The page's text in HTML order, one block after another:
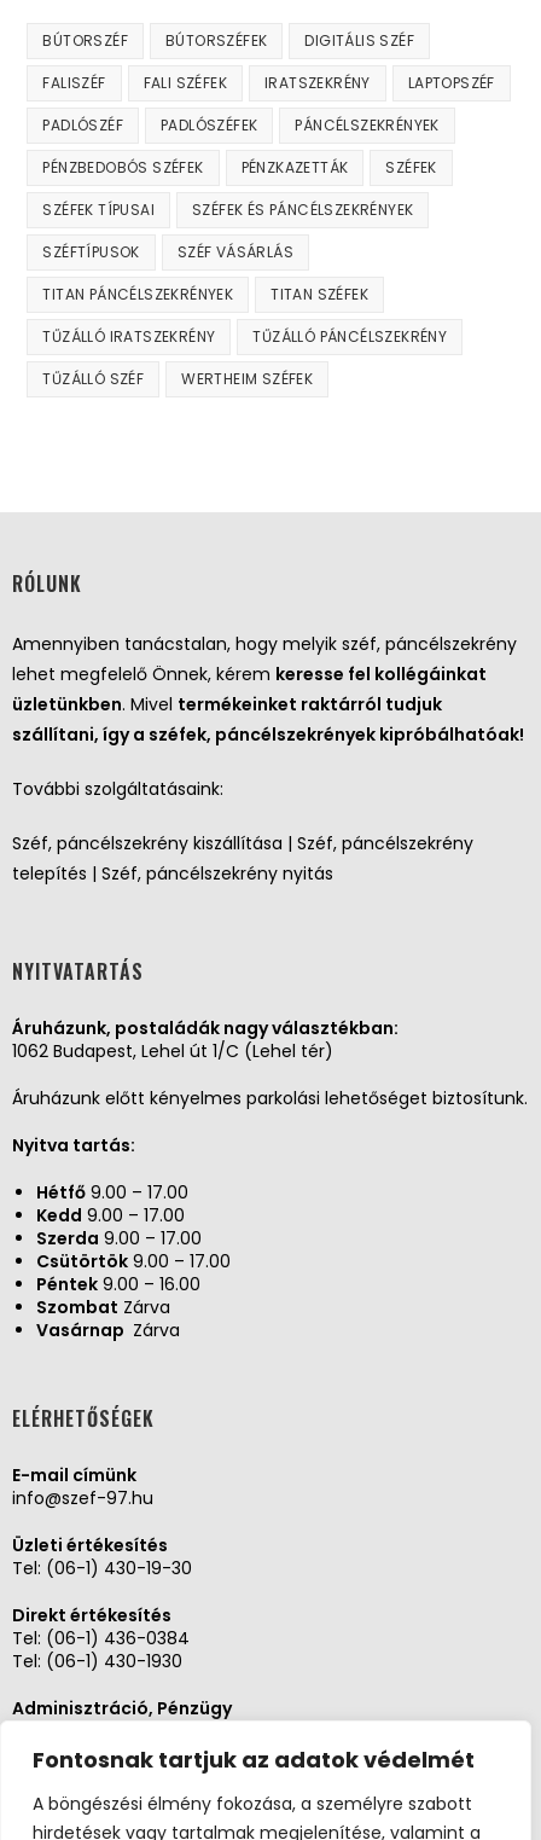
Fontosnak tartjuk az adatok védelmét
A böngészési élmény fokozása, a személyre szabott
hirdetések vagy tartalmak megjelenítése, valamint a
BÚTORSZÉF BÚTORSZÉFEK DIGITÁLIS SZÉF
FALISZÉF FALI SZÉFEK IRATSZEKRÉNY LAPTOPSZÉF
PADLÓSZÉF PADLÓSZÉFEK PÁNCÉLSZEKRÉNYEK
PÉNZBEDOBÓS SZÉFEK PÉNZKAZETTÁK SZÉFEK
SZÉFEK TÍPUSAI SZÉFEK ÉS PÁNCÉLSZEKRÉNYEK
SZÉFTÍPUSOK SZÉF VÁSÁRLÁS
TITAN PÁNCÉLSZEKRÉNYEK TITAN SZÉFEK
TŰZÁLLÓ IRATSZEKRÉNY TŰZÁLLÓ PÁNCÉLSZEKRÉNY
TŰZÁLLÓ SZÉF WERTHEIM SZÉFEK
RÓLUNK
Amennyiben tanácstalan, hogy melyik széf, páncélszekrény
lehet megfelelő Önnek, kérem keresse fel kollégáinkat
üzletünkben. Mivel termékeinket raktárról tudjuk
szállítani, így a széfek, páncélszekrények kipróbálhatóak!
További szolgáltatásaink:
Széf, páncélszekrény kiszállítása | Széf, páncélszekrény
telepítés | Széf, páncélszekrény nyitás
NYITVATARTÁS
Áruházunk, postaládák nagy választékban:
1062 Budapest, Lehel út 1/C (Lehel tér)
Áruházunk előtt kényelmes parkolási lehetőséget biztosítunk.
Nyitva tartás:
Hétfő 9.00 – 17.00
Kedd 9.00 – 17.00
Szerda 9.00 – 17.00
Csütörtök 9.00 – 17.00
Péntek 9.00 – 16.00
Szombat Zárva
Vasárnap Zárva
ELÉRHETŐSÉGEK
E-mail címünk
info@szef-97.hu
Üzleti értékesítés
Tel: (06-1) 430-19-30
Direkt értékesítés
Tel: (06-1) 436-0384
Tel: (06-1) 430-1930
Adminisztráció, Pénzügy
Szerviz és karbantartás
Tel: (06-20)3268654
Tel: (06-1) 436-0384